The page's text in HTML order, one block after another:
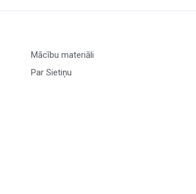
Mācību materiāli
Par Sietiņu